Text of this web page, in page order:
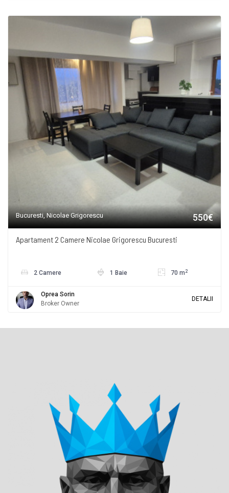
Bucuresti, Nicolae Grigorescu 550€
Apartament 2 Camere Nicolae Grigorescu Bucuresti
2 Camere 1 Baie 70 m 2
Oprea Sorin
Broker Owner
DETALII